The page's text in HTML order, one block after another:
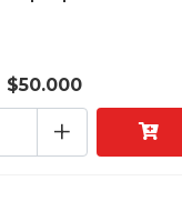
$50.000
+